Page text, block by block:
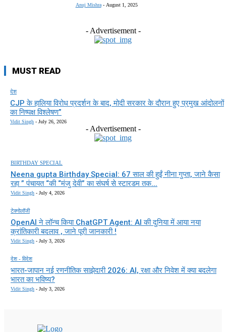
Anuj Mishra - August 1, 2025
- Advertisement -
MUST READ
देश
CJP के हालिया विरोध प्रदर्शन के बाद, मोदी सरकार के दौरान हुए प्रमुख आंदोलनों
का निष्पक्ष विश्लेषण”
Vidit Singh - July 26, 2026
- Advertisement -
BIRTHDAY SPECIAL
Neena gupta Birthday Special: 67 साल की हुईं नीना गुप्ता, जाने कैसा
रहा ” पंचायत “की “मंजु देवी” का संघर्ष से स्टारडम तक...
Vidit Singh - July 4, 2026
टेक्नोलॉजी
OpenAI ने लॉन्च किया ChatGPT Agent: AI की दुनिया में आया नया
क्रांतिकारी बदलाव , जाने पूरी जानकारी !
Vidit Singh - July 3, 2026
देश - विदेश
भारत-जापान नई रणनीतिक साझेदारी 2026: AI, रक्षा और निवेश में क्या बदलेगा
भारत का भविष्य?
Vidit Singh - July 3, 2026